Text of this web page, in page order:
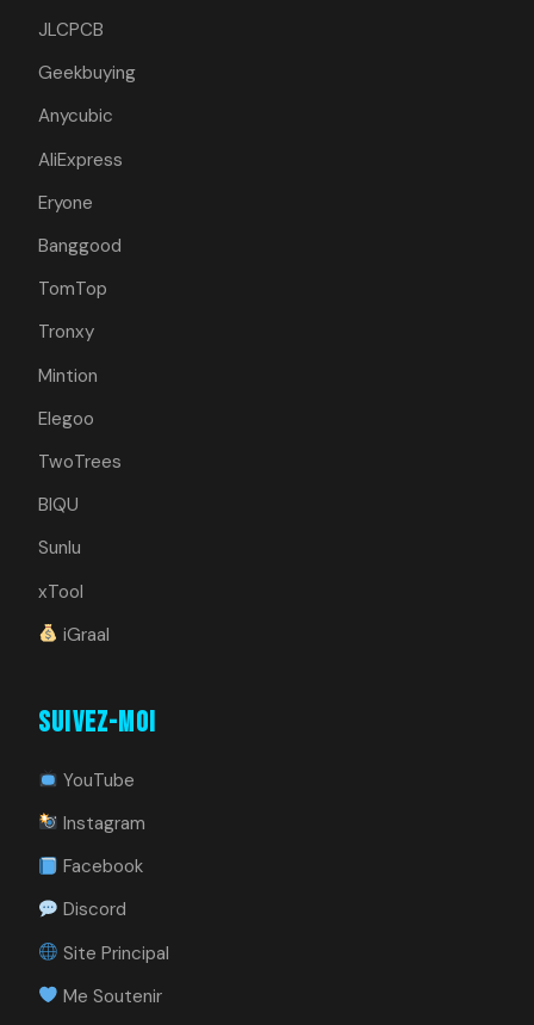
JLCPCB
Geekbuying
Anycubic
AliExpress
Eryone
Banggood
TomTop
Tronxy
Mintion
Elegoo
TwoTrees
BIQU
Sunlu
xTool
iGraal
Suivez-moi
YouTube
Instagram
Facebook
Discord
Site Principal
Me Soutenir